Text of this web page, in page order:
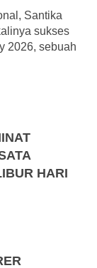
Santika
sukses
2026, sebuah
HARI